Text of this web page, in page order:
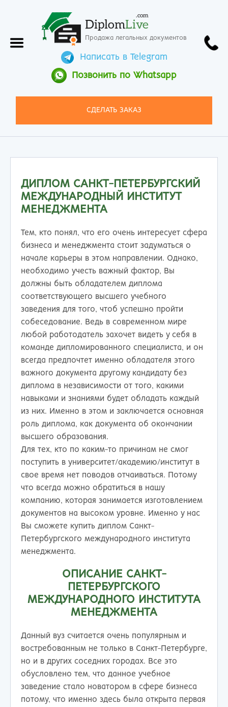
DiplomLive
.com
Продажа легальных документов
Написать в Telegram
Позвонить по Whatsapp
СДЕЛАТЬ ЗАКАЗ
ДИПЛОМ САНКТ-ПЕТЕРБУРГСКИЙ
МЕЖДУНАРОДНЫЙ ИНСТИТУТ
МЕНЕДЖМЕНТА
Тем, кто понял, что его очень интересует сфера
бизнеса и менеджмента стоит задуматься о
начале карьеры в этом направлении. Однако,
необходимо учесть важный фактор, Вы
должны быть обладателем диплома
соответствующего высшего учебного
заведения для того, чтоб успешно пройти
собеседование. Ведь в современном мире
любой работодатель захочет видеть у себя в
команде дипломированного специалиста, и он
всегда предпочтет именно обладателя этого
важного документа другому кандидату без
диплома в независимости от того, какими
навыками и знаниями будет обладать каждый
из них. Именно в этом и заключается основная
роль диплома, как документа об окончании
высшего образования.
Для тех, кто по каким-то причинам не смог
поступить в университет/академию/институт в
свое время нет поводов отчаиваться. Потому
что всегда можно обратиться в нашу
компанию, которая занимается изготовлением
документов на высоком уровне. Именно у нас
Вы сможете купить диплом Санкт-
Петербургского международного института
менеджмента.
ОПИСАНИЕ САНКТ-
ПЕТЕРБУРГСКОГО
МЕЖДУНАРОДНОГО ИНСТИТУТА
МЕНЕДЖМЕНТА
Данный вуз считается очень популярным и
востребованным не только в Санкт-Петербурге,
но и в других соседних городах. Все это
обусловлено тем, что данное учебное
заведение стало новатором в сфере бизнеса
потому, что именно здесь была открыта первая